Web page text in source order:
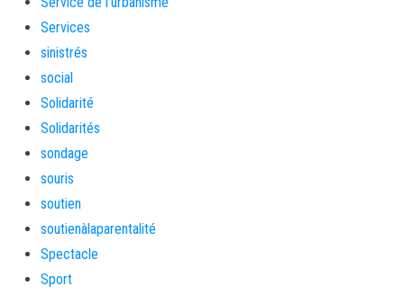
Services
sinistrés
social
Solidarité
Solidarités
sondage
souris
soutien
soutienàlaparentalité
Spectacle
Sport